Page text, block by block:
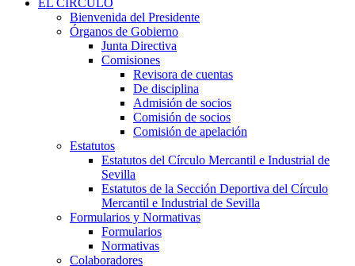
EL CÍRCULO
Bienvenida del Presidente
Órganos de Gobierno
Junta Directiva
Comisiones
Revisora de cuentas
De disciplina
Admisión de socios
Comisión de socios
Comisión de apelación
Estatutos
Estatutos del Círculo Mercantil e Industrial de
Sevilla
Estatutos de la Sección Deportiva del Círculo
Mercantil e Industrial de Sevilla
Formularios y Normativas
Formularios
Normativas
Colaboradores